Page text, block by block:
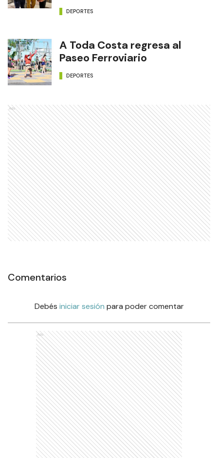
DEPORTES
A Toda Costa regresa al
Paseo Ferroviario
DEPORTES
Ads
Comentarios
Debés iniciar sesión para poder comentar
Ads